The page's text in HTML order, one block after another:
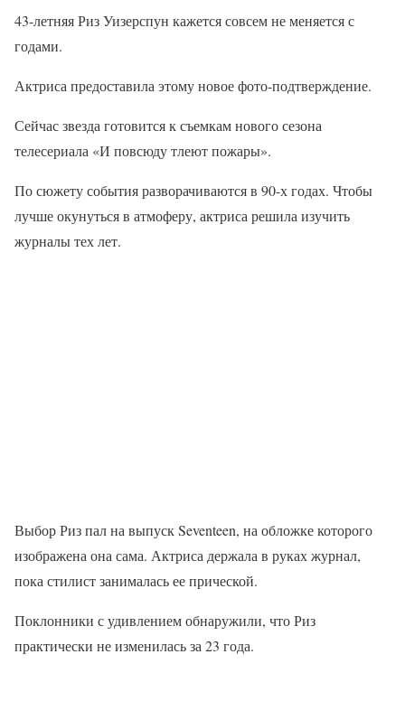
43-летняя Риз Уизерспун кажется совсем не меняется с
годами.
Актриса предоставила этому новое фото-подтверждение.
Сейчас звезда готовится к съемкам нового сезона
телесериала «И повсюду тлеют пожары».
По сюжету события разворачиваются в 90-х годах. Чтобы
лучше окунуться в атмоферу, актриса решила изучить
журналы тех лет.
Выбор Риз пал на выпуск Seventeen, на обложке которого
изображена она сама. Актриса держала в руках журнал,
пока стилист занималась ее прической.
Поклонники с удивлением обнаружили, что Риз
практически не изменилась за 23 года.